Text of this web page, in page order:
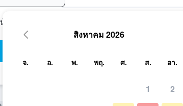
องพัก 1 ห้อง
สิงหาคม 2026
จ. อ. พ. พฤ. ศ. ส. อา.
1 2